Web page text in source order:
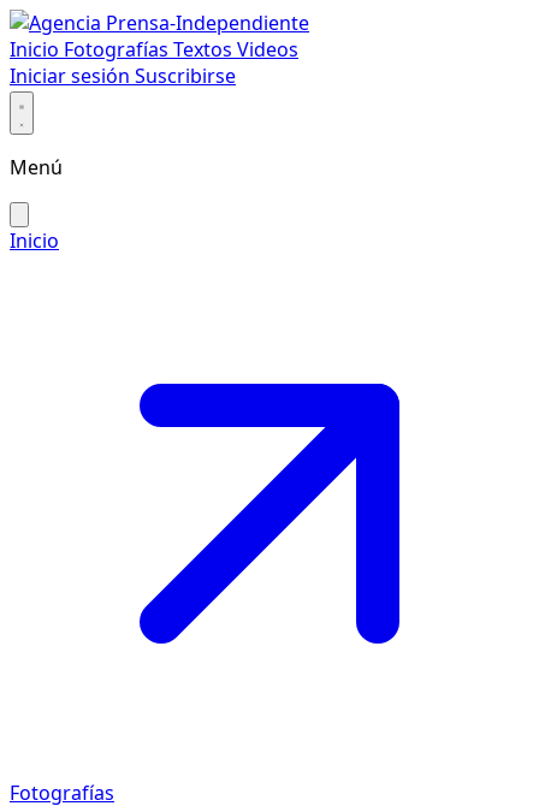
Inicio Fotografías Textos Videos
Iniciar sesión Suscribirse
Menú
Inicio
Fotografías